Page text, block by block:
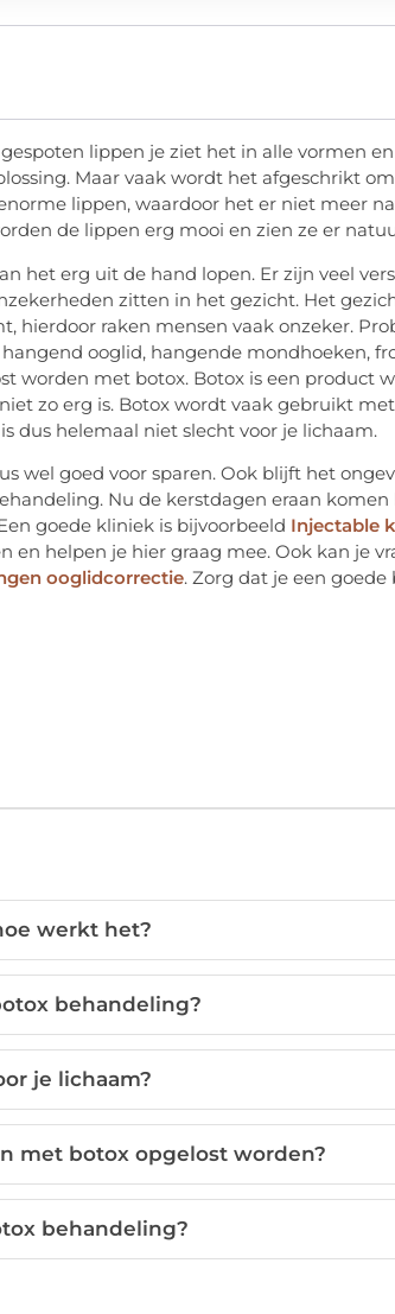
lippen je ziet het in alle vormen
Maar vaak wordt het afgeschrikt
lippen, waardoor het er niet meer
de lippen erg mooi en zien ze er
het erg uit de hand lopen. Er zijn veel
zitten in het gezicht. Het
hierdoor raken mensen vaak onzeker.
ooglid, hangende mondhoeken,
worden met botox. Botox is een product
zo erg is. Botox wordt vaak gebruikt
dus helemaal niet slecht voor je lichaam.
wel goed voor sparen. Ook blijft het
Nu de kerstdagen eraan
goede kliniek is bijvoorbeeld Injectable
helpen je hier graag mee. Ook kan je
ooglidcorrectie. Zorg dat je een goede
werkt het?
behandeling?
je lichaam?
met botox opgelost worden?
behandeling?